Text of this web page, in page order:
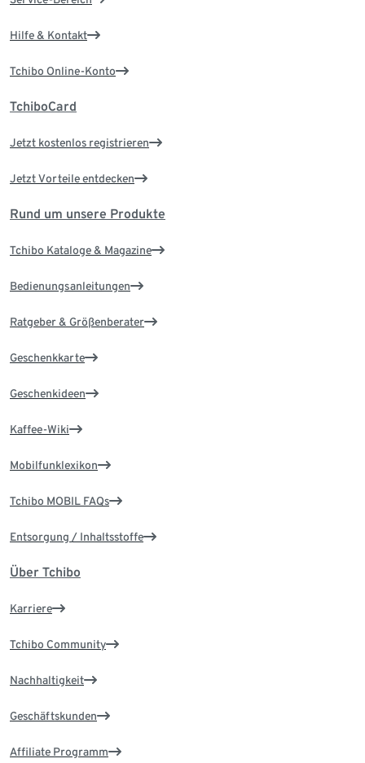
Hilfe & Kontakt
Tchibo Online-Konto
TchiboCard
Jetzt kostenlos registrieren
Jetzt Vorteile entdecken
Rund um unsere Produkte
Tchibo Kataloge & Magazine
Bedienungsanleitungen
Ratgeber & Größenberater
Geschenkkarte
Geschenkideen
Kaffee-Wiki
Mobilfunklexikon
Tchibo MOBIL FAQs
Entsorgung / Inhaltsstoffe
Über Tchibo
Karriere
Tchibo Community
Nachhaltigkeit
Geschäftskunden
Affiliate Programm